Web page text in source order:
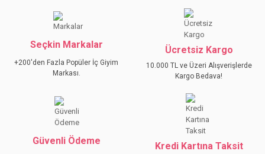
kullanarak tarafımıza iletebilirsiniz.
Görüş ve önerileriniz için teşekkür ederiz.
Ürün açıklamasında eksik bilgiler bulunuyor.
Ürün fiyatı diğer sitelerden daha pahalı.
Bu ürüne benzer farklı alternatifler olmalı.
Seçkin Markalar
+200'den Fazla Popüler İç Giyim
Markası.
Ücretsiz Kargo
10.000 TL ve Üzeri Alışverişlerde
Kargo Bedava!
Güvenli Ödeme Kredi Kartına Taksit